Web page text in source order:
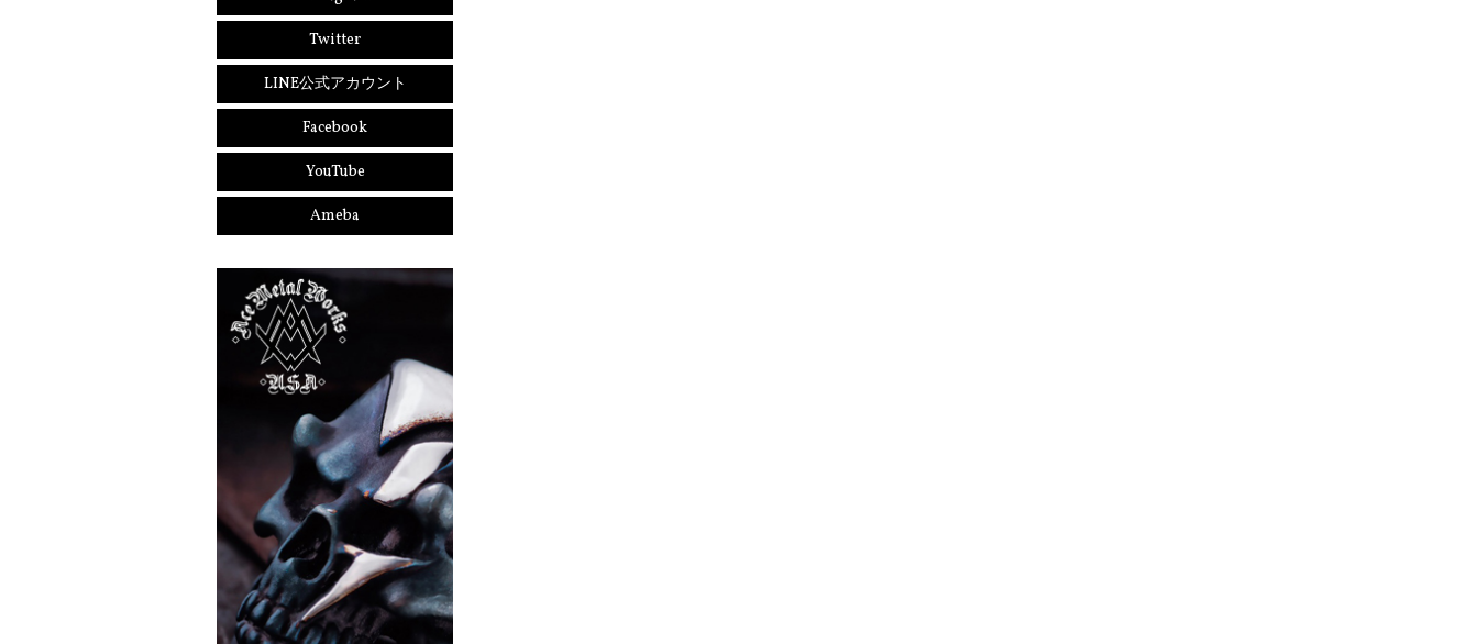
Twitter
LINE公式アカウント
Facebook
YouTube
Ameba